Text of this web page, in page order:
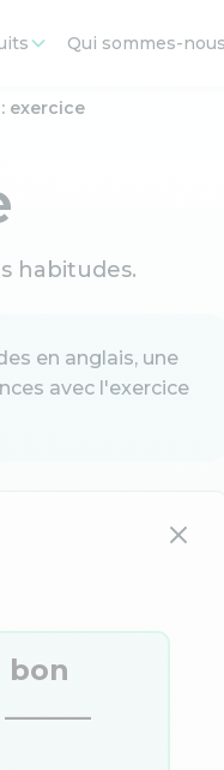
Qui sommes-nous
exercice
habitudes.
en anglais, une
avec l'exercice
bon